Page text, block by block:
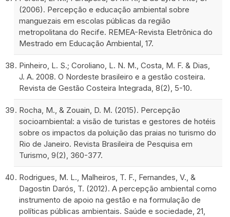
(2006). Percepção e educação ambiental sobre
manguezais em escolas públicas da região
metropolitana do Recife. REMEA-Revista Eletrônica do
Mestrado em Educação Ambiental, 17.
Pinheiro, L. S.; Coroliano, L. N. M., Costa, M. F. & Dias,
J. A. 2008. O Nordeste brasileiro e a gestão costeira.
Revista de Gestão Costeira Integrada, 8(2), 5-10.
Rocha, M., & Zouain, D. M. (2015). Percepção
socioambiental: a visão de turistas e gestores de hotéis
sobre os impactos da poluição das praias no turismo do
Rio de Janeiro. Revista Brasileira de Pesquisa em
Turismo, 9(2), 360-377.
Rodrigues, M. L., Malheiros, T. F., Fernandes, V., &
Dagostin Darós, T. (2012). A percepção ambiental como
instrumento de apoio na gestão e na formulação de
políticas públicas ambientais. Saúde e sociedade, 21,